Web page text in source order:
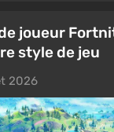
joueur
style de jeu
2026